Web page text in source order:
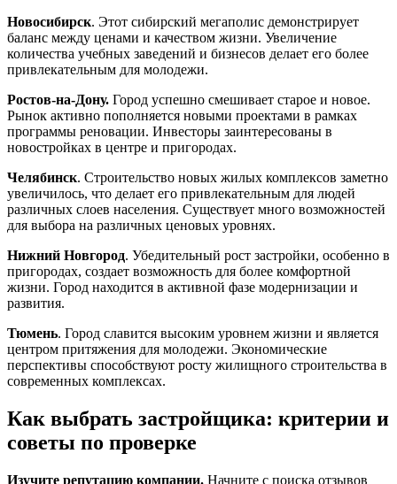
Новосибирск. Этот сибирский мегаполис демонстрирует
баланс между ценами и качеством жизни. Увеличение
количества учебных заведений и бизнесов делает его более
привлекательным для молодежи.
Ростов-на-Дону. Город успешно смешивает старое и новое.
Рынок активно пополняется новыми проектами в рамках
программы реновации. Инвесторы заинтересованы в
новостройках в центре и пригородах.
Челябинск. Строительство новых жилых комплексов заметно
увеличилось, что делает его привлекательным для людей
различных слоев населения. Существует много возможностей
для выбора на различных ценовых уровнях.
Нижний Новгород. Убедительный рост застройки, особенно в
пригородах, создает возможность для более комфортной
жизни. Город находится в активной фазе модернизации и
развития.
Тюмень. Город славится высоким уровнем жизни и является
центром притяжения для молодежи. Экономические
перспективы способствуют росту жилищного строительства в
современных комплексах.
Как выбрать застройщика: критерии и
советы по проверке
Изучите репутацию компании. Начните с поиска отзывов